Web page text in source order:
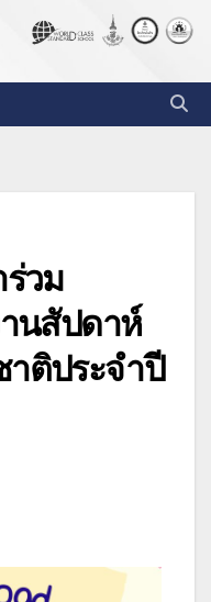
ร่วม
นสัปดาห์
ติประจำปี